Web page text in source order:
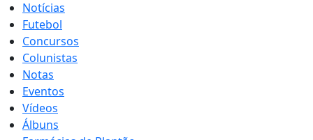
Notícias
Futebol
Concursos
Colunistas
Notas
Eventos
Vídeos
Álbuns